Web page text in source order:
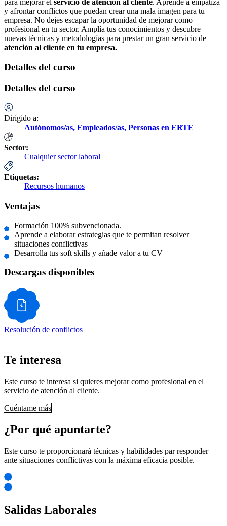
para mejorar el servicio de atención al cliente. Aprende a empatiza
y afrontar conflictos que puedan crear una mala imagen para tu
empresa. No dejes escapar la oportunidad de mejorar como
profesional en tu sector. Amplía tus conocimientos y descubre
nuevas técnicas y metodologías para prestar un gran servicio de
atención al cliente en tu empresa.
Detalles del curso
Detalles del curso
Dirigido a:
Autónomos/as, Empleados/as, Personas en ERTE
Sector:
Cualquier sector laboral
Etiquetas:
Recursos humanos
Ventajas
Formación 100% subvencionada.
Aprende a elaborar estrategias que te permitan resolver
situaciones conflictivas
Desarrolla tus soft skills y añade valor a tu CV
Descargas disponibles
Resolución de conflictos
Te interesa
Este curso te interesa si quieres mejorar como profesional en el
servicio de atención al cliente.
Cuéntame más
¿Por qué apuntarte?
Este curso te proporcionará técnicas y habilidades par responder
ante situaciones conflictivas con la máxima eficacia posible.
Salidas Laborales